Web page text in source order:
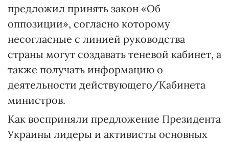
предложил принять закон «Об
оппозиции», согласно которому
несогласные с линией руководства
страны могут создавать теневой кабинет, а
также получать информацию о
деятельности действующего/Кабинета
министров.
Как восприняли предложение Президента
Украины лидеры и активисты основных